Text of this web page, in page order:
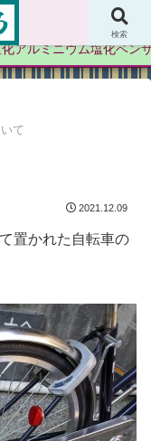
アルミニウム塩化ベン
て
2021.12.09
置かれた自転車の
検索